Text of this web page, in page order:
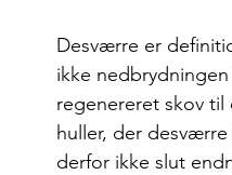
Desværre er
ikke
regenereret skov
huller, der
derfor ikke slut